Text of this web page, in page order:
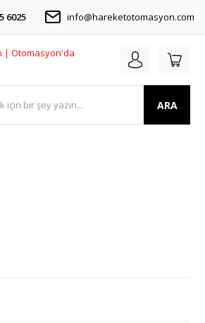
6025 info@hareketotomasyon.com
ARA